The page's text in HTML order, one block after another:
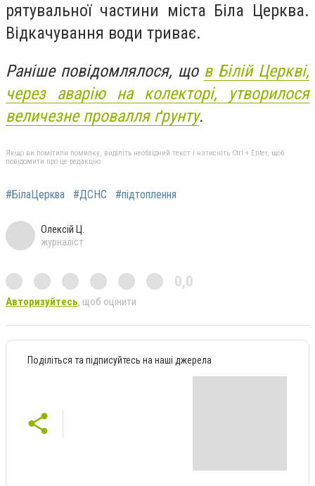
рятувальної частини міста Біла Церква.
Відкачування води триває.
Раніше повідомлялося, що в Білій Церкві,
через аварію на колекторі, утворилося
величезне провалля ґрунту.
Якщо ви помітили помилку, виділіть необхідний текст і натисніть Ctrl + Enter, щоб
повідомити про це редакцію
#БілаЦерква #ДСНС #підтоплення
Олексій Ц.
журналіст
0,0
Авторизуйтесь, щоб оцінити
Поділіться та підписуйтесь на наші джерела